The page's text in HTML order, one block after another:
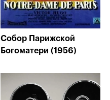
Собор Парижской
Богоматери (1956)